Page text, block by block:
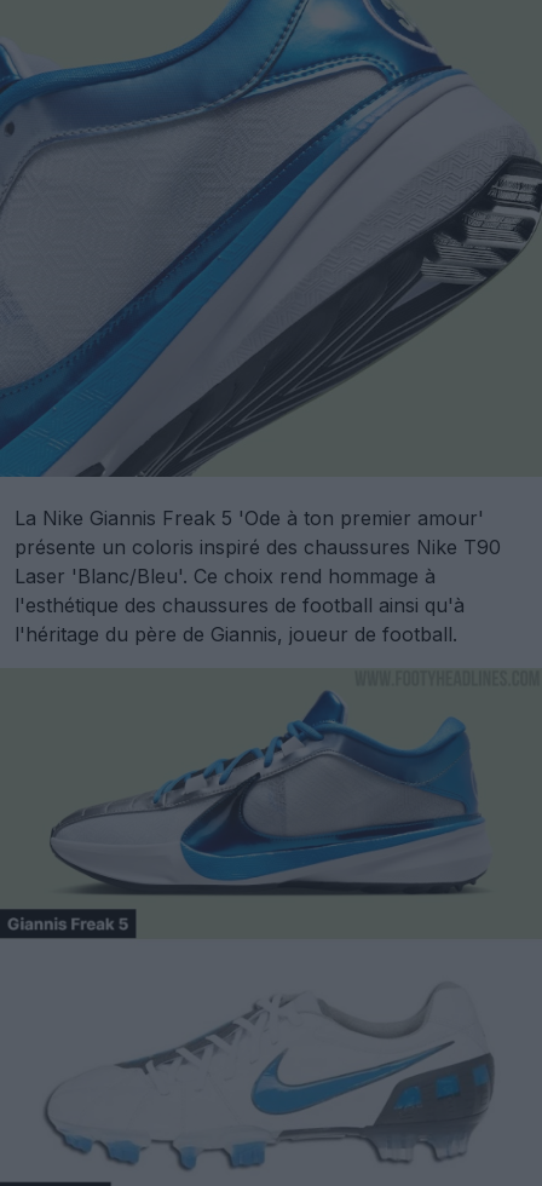
La Nike Giannis Freak 5 'Ode à ton premier amour'
présente un coloris inspiré des chaussures Nike T90
Laser 'Blanc/Bleu'. Ce choix rend hommage à
l'esthétique des chaussures de football ainsi qu'à
l'héritage du père de Giannis, joueur de football.